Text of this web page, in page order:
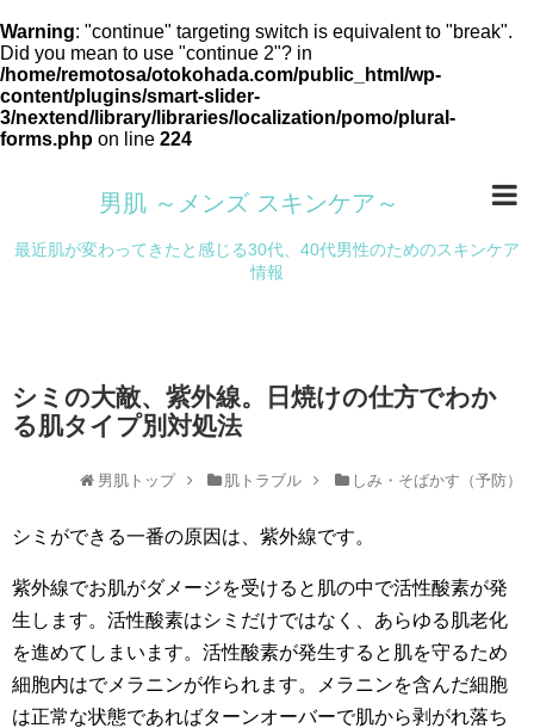
Warning: "continue" targeting switch is equivalent to "break".
Did you mean to use "continue 2"? in
/home/remotosa/otokohada.com/public_html/wp-
content/plugins/smart-slider-
3/nextend/library/libraries/localization/pomo/plural-
forms.php on line 224
男肌 ～メンズ スキンケア～
最近肌が変わってきたと感じる30代、40代男性のためのスキンケア
情報
シミの大敵、紫外線。日焼けの仕方でわか
る肌タイプ別対処法
男肌トップ 肌トラブル しみ・そばかす（予防）
シミができる一番の原因は、紫外線です。
紫外線でお肌がダメージを受けると肌の中で活性酸素が発
生します。活性酸素はシミだけではなく、あらゆる肌老化
を進めてしまいます。活性酸素が発生すると肌を守るため
細胞内はでメラニンが作られます。メラニンを含んだ細胞
は正常な状態であればターンオーバーで肌から剥がれ落ち